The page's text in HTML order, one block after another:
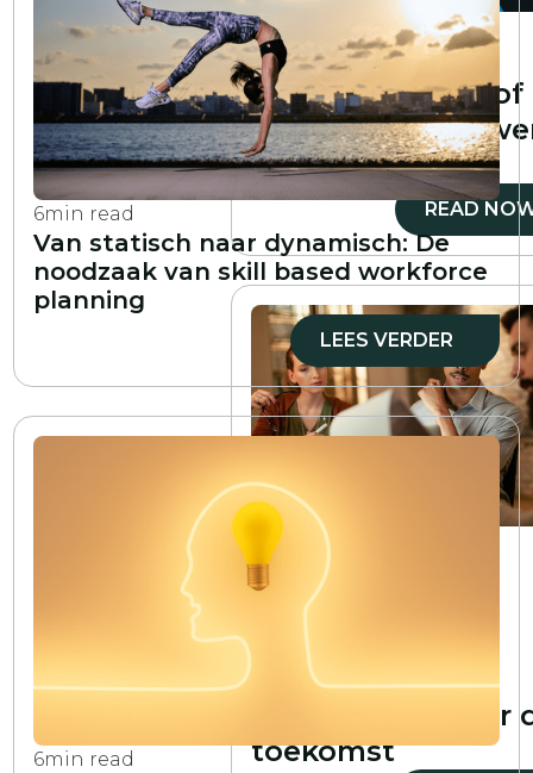
6min read
Van statisch naar dynamisch: De
noodzaak van skill based workforce
planning
LEES VERDER
6min read
6min read
Wat is een
vaardigheidskloof
analyse en hoe
deze?
READ
min read
De kloof tussen
technisch talent
overbruggen:
strategieën en
oplossingen voor
toekomst